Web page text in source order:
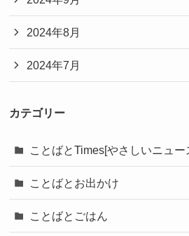
2024年8月
2024年7月
カテゴリー
ことばとTimes[やさしいニュー
ことばとお出かけ
ことばとごはん